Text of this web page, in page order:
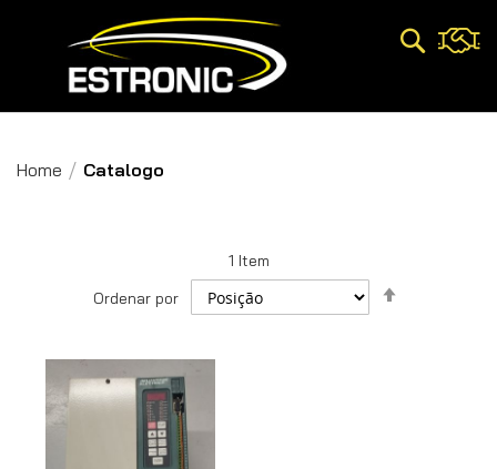
Pesquisa
Home Catalogo
1 Item
Ordenar por